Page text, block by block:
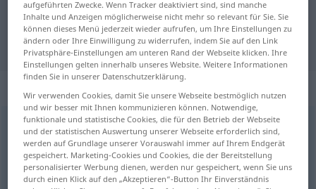
"massakrieren" Türkisch
Übersetzung
„massakrieren“ : transitives Verb
massakrierenv/t <ohnege-;h.>
Übersicht aller Übersetzungen
(Für mehr Details die Übersetzung anklicken/antippen)
aufgeführten Zwecke. Wenn Tracker deaktiviert sind, sind manche
Inhalte und Anzeigen möglicherweise nicht mehr so relevant für Sie. Sie
können dieses Menü jederzeit wieder aufrufen, um Ihre Einstellungen zu
ändern oder Ihre Einwilligung zu widerrufen, indem Sie auf den Link
Privatsphäre-Einstellungen am unteren Rand der Webseite klicken. Ihre
Einstellungen gelten innerhalb unseres Website. Weitere Informationen
finden Sie in unserer Datenschutzerklärung.
Wir verwenden Cookies, damit Sie unsere Webseite bestmöglich nutzen
und wir besser mit Ihnen kommunizieren können. Notwendige,
funktionale und statistische Cookies, die für den Betrieb der Webseite
und der statistischen Auswertung unserer Webseite erforderlich sind,
werden auf Grundlage unserer Vorauswahl immer auf Ihrem Endgerät
gespeichert. Marketing-Cookies und Cookies, die der Bereitstellung
personalisierter Werbung dienen, werden nur gespeichert, wenn Sie uns
durch einen Klick auf den „Akzeptieren“-Button Ihr Einverständnis